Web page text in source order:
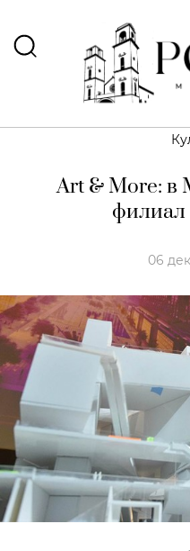
Art & More: в
06